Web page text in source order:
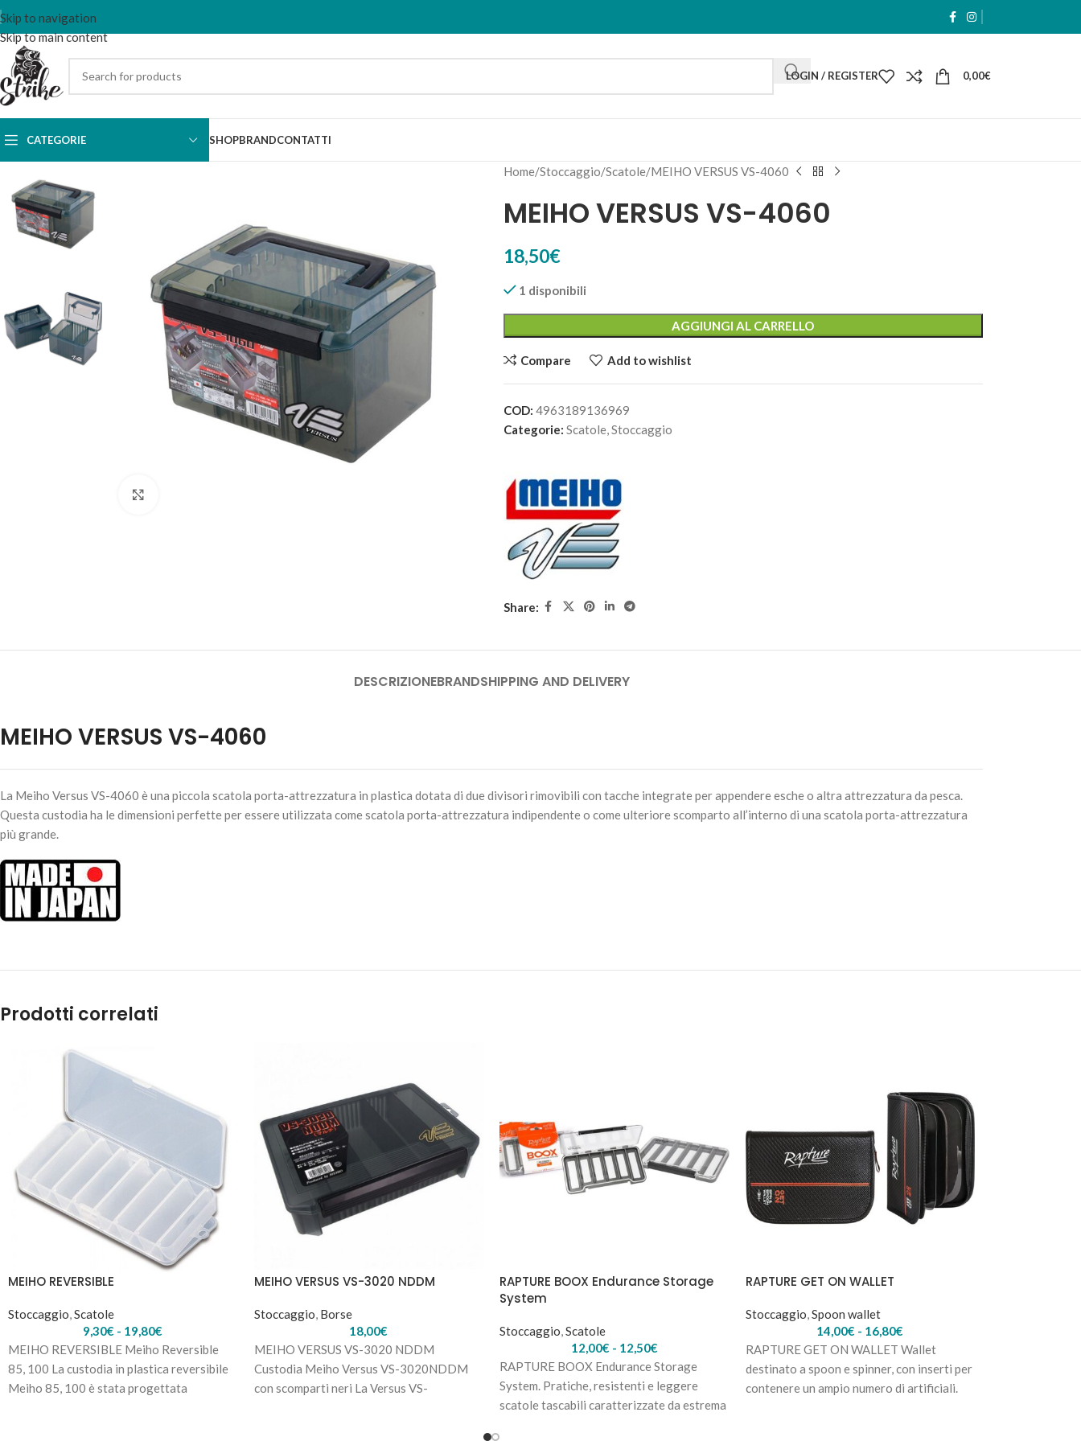
Skip to navigation
Skip to main content
LOGIN / REGISTER 0,00€
CATEGORIE SHOPBRANDCONTATTI
Home Stoccaggio Scatole MEIHO VERSUS VS-4060
MEIHO VERSUS VS-4060
18,50€
1 disponibili
AGGIUNGI AL CARRELLO
Compare Add to wishlist
COD: 4963189136969
Categorie: Scatole,Stoccaggio
Share:
DESCRIZIONEBRANDSHIPPING AND DELIVERY
MEIHO VERSUS VS-4060
La Meiho Versus VS-4060 è una piccola scatola porta-attrezzatura in plastica dotata di due divisori rimovibili con tacche integrate per appendere esche o altra attrezzatura da pesca.
Questa custodia ha le dimensioni perfette per essere utilizzata come scatola porta-attrezzatura indipendente o come ulteriore scomparto all’interno di una scatola porta-attrezzatura
più grande.
Prodotti correlati
MEIHO REVERSIBLE
Stoccaggio Scatole
9,30€ - 19,80€
MEIHO REVERSIBLE Meiho Reversible
85, 100 La custodia in plastica reversibile
Meiho 85, 100 è stata progettata
MEIHO VERSUS VS-3020 NDDM
Stoccaggio Borse
18,00€
MEIHO VERSUS VS-3020 NDDM
Custodia Meiho Versus VS-3020NDDM
con scomparti neri La Versus VS-
RAPTURE BOOX Endurance Storage
System
Stoccaggio Scatole
12,00€ - 12,50€
RAPTURE BOOX Endurance Storage
System. Pratiche, resistenti e leggere
scatole tascabili caratterizzate da estrema
RAPTURE GET ON WALLET
Stoccaggio Spoon wallet
14,00€ - 16,80€
RAPTURE GET ON WALLET Wallet
destinato a spoon e spinner, con inserti per
contenere un ampio numero di artificiali.